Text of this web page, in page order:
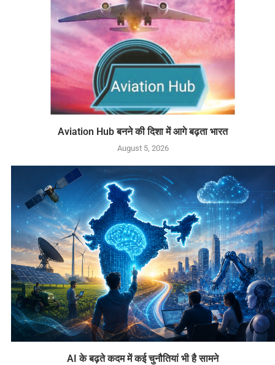
Aviation Hub बनने की दिशा में आगे बढ़ता भारत
August 5, 2026
AI के बढ़ते कदम में कई चुनौतियां भी है सामने